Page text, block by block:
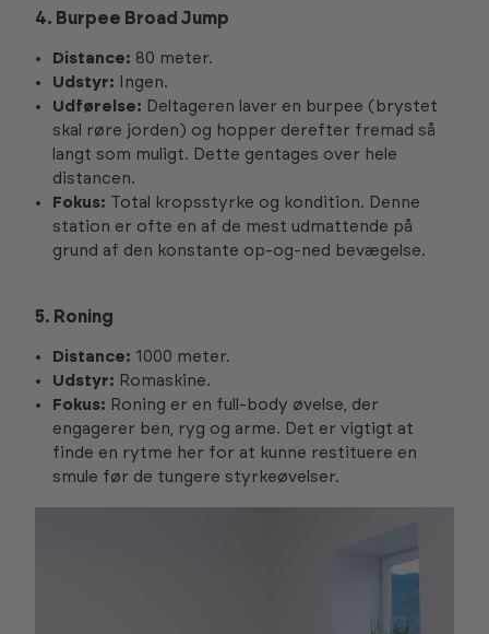
4. Burpee Broad Jump
Distance: 80 meter.
Udstyr: Ingen.
Udførelse: Deltageren laver en burpee (brystet
skal røre jorden) og hopper derefter fremad så
langt som muligt. Dette gentages over hele
distancen.
Fokus: Total kropsstyrke og kondition. Denne
station er ofte en af de mest udmattende på
grund af den konstante op-og-ned bevægelse.
5. Roning
Distance: 1000 meter.
Udstyr: Romaskine.
Fokus: Roning er en full-body øvelse, der
engagerer ben, ryg og arme. Det er vigtigt at
finde en rytme her for at kunne restituere en
smule før de tungere styrkeøvelser.